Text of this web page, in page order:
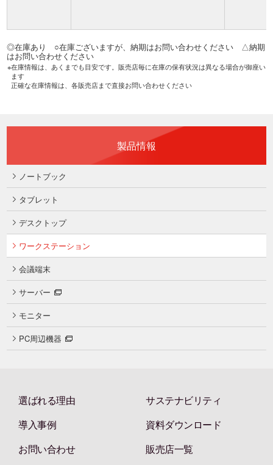
◎在庫あり ○在庫ございますが、納期はお問い合わせください △納期
はお問い合わせください
在庫情報は、あくまでも目安です。販売店毎に在庫の保有状況は異なる場合が御座い
ます
正確な在庫情報は、各販売店まで直接お問い合わせください
製品情報
ノートブック
タブレット
デスクトップ
ワークステーション
会議端末
サーバー
モニター
PC周辺機器
選ばれる理由
サステナビリティ
導入事例
資料ダウンロード
お問い合わせ
販売店一覧